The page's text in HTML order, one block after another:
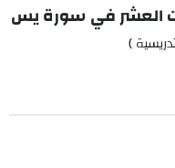
العشر في سورة يس
)